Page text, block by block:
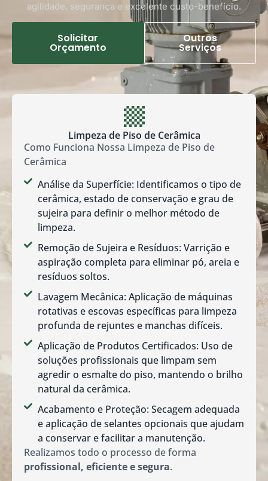
agilidade, segurança e excelente custo-benefício.
Solicitar
Orçamento
Outros
Serviços
Limpeza de Piso de Cerâmica
Como Funciona Nossa Limpeza de Piso de
Cerâmica
Análise da Superfície: Identificamos o tipo de
cerâmica, estado de conservação e grau de
sujeira para definir o melhor método de
limpeza.
Remoção de Sujeira e Resíduos: Varrição e
aspiração completa para eliminar pó, areia e
resíduos soltos.
Lavagem Mecânica: Aplicação de máquinas
rotativas e escovas específicas para limpeza
profunda de rejuntes e manchas difíceis.
Aplicação de Produtos Certificados: Uso de
soluções profissionais que limpam sem
agredir o esmalte do piso, mantendo o brilho
natural da cerâmica.
Acabamento e Proteção: Secagem adequada
e aplicação de selantes opcionais que ajudam
a conservar e facilitar a manutenção.
Realizamos todo o processo de forma
profissional, eficiente e segura.